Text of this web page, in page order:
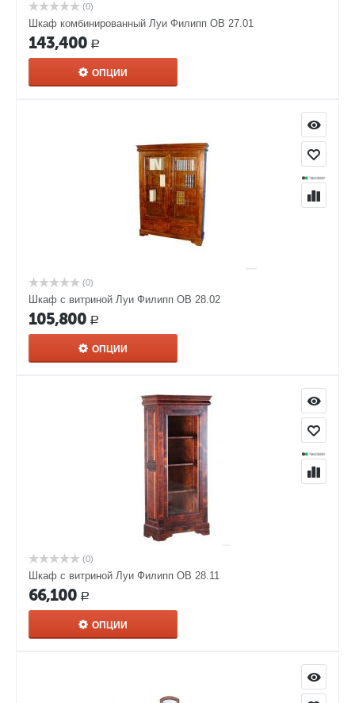
(0)
Шкаф комбинированный Луи Филипп ОВ 27.01
143,400 Р
ОПЦИИ
(0)
Шкаф с витриной Луи Филипп ОВ 28.02
105,800 Р
ОПЦИИ
(0)
Шкаф с витриной Луи Филипп ОВ 28.11
66,100 Р
ОПЦИИ